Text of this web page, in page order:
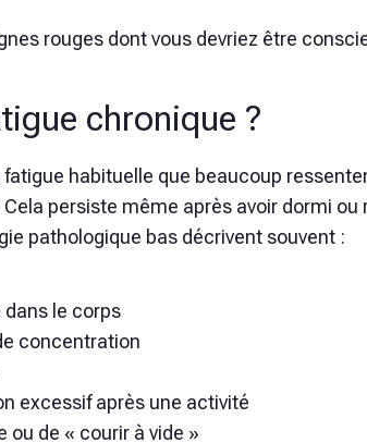
rouges dont vous devriez être
chronique ?
habituelle que beaucoup
Cela persiste même après avoir dormi ou
pathologique bas décrivent souvent :
le corps
concentration
excessif après une activité
ou de « courir à vide »